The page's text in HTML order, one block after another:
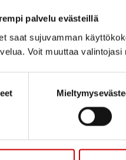
palvelu evästeillä
saat sujuvamman
Voit muuttaa